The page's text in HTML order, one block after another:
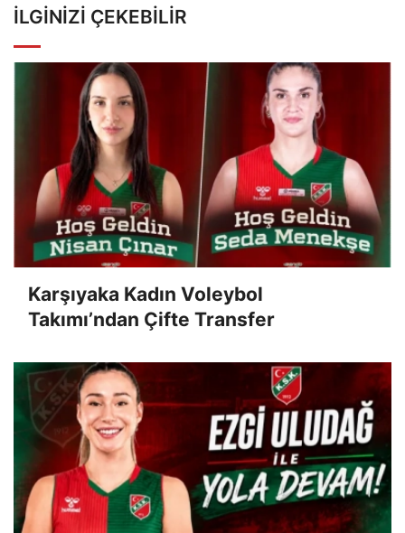
İLGINIZI ÇEKEBILIR
Karşıyaka Kadın Voleybol
Takımı’ndan Çifte Transfer